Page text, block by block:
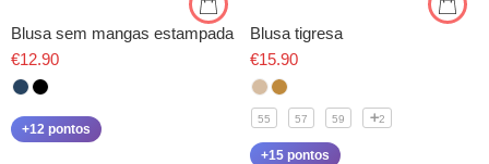
Blusa sem mangas estampada
€12.90
+12 pontos
Blusa tigresa
€15.90
55 57 59 2
+15 pontos